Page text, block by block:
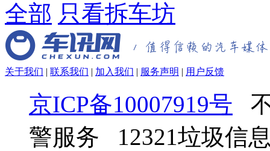
全部 只看拆车坊
关于我们 | 联系我们 | 加入我们 | 服务声明 | 用户反馈
京ICP备10007919号
警服务 12321垃圾信